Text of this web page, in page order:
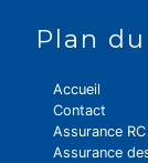
Plan
Accueil
Contact
Assurance RC
Assurance